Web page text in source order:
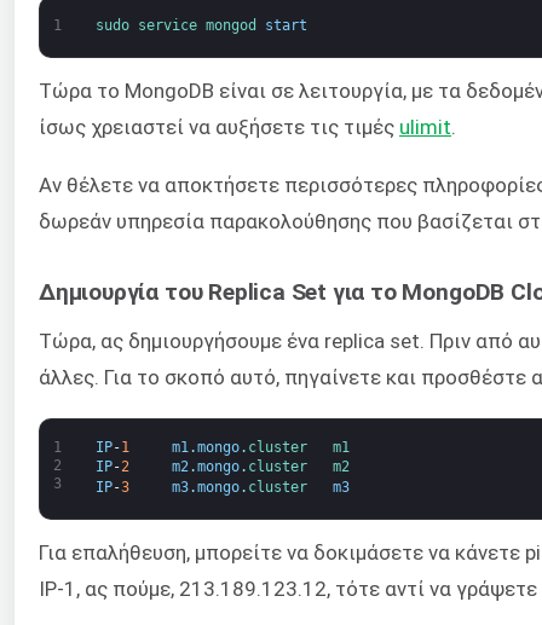
1 sudo service mongod start
Τώρα το MongoDB είναι σε λειτουργία, με τα
ίσως χρειαστεί να αυξήσετε τις τιμές ulimit.
Αν θέλετε να αποκτήσετε περισσότερες
δωρεάν υπηρεσία παρακολούθησης που βασίζεται
Δημιουργία του Replica Set για το MongoDB
Τώρα, ας δημιουργήσουμε ένα replica set. Πριν από
άλλες. Για το σκοπό αυτό, πηγαίνετε και
1
2
3
IP-1 m1 .mongo. cluster m1
IP-2 m2.mongo. cluster m2
IP-3 m3.mongo. cluster m3
Για επαλήθευση, μπορείτε να δοκιμάσετε να κάνετε
IP-1, ας πούμε, 213.189.123.12, τότε αντί να γράψετε